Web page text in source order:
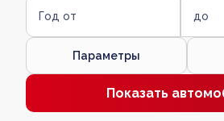
Год от до
Параметры
Показать